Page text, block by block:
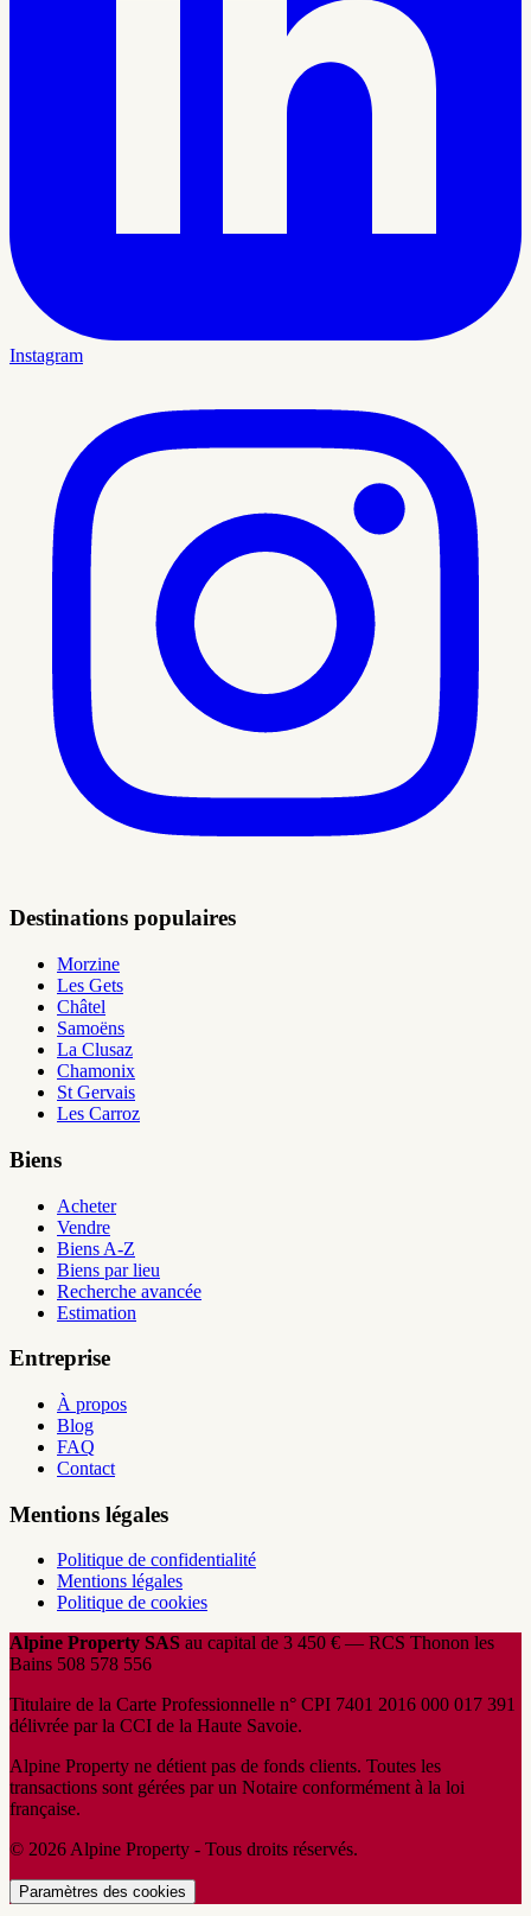
Instagram
Destinations populaires
Morzine
Les Gets
Châtel
Samoëns
La Clusaz
Chamonix
St Gervais
Les Carroz
Biens
Acheter
Vendre
Biens A-Z
Biens par lieu
Recherche avancée
Estimation
Entreprise
À propos
Blog
FAQ
Contact
Mentions légales
Politique de confidentialité
Mentions légales
Politique de cookies
Alpine Property SAS au capital de 3 450 € — RCS Thonon les
Bains 508 578 556
Titulaire de la Carte Professionnelle n° CPI 7401 2016 000 017 391
délivrée par la CCI de la Haute Savoie.
Alpine Property ne détient pas de fonds clients. Toutes les
transactions sont gérées par un Notaire conformément à la loi
française.
© 2026 Alpine Property - Tous droits réservés.
Paramètres des cookies